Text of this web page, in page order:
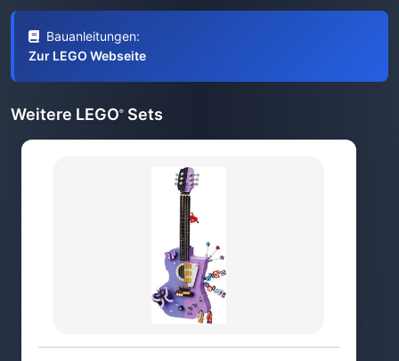
Bauanleitungen:
Zur LEGO Webseite
Weitere LEGO® Sets